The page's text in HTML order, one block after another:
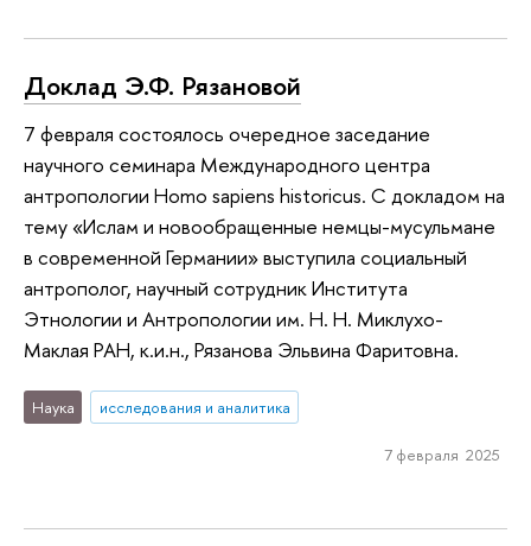
Доклад Э.Ф. Рязановой
7 февраля состоялось очередное заседание
научного семинара Международного центра
антропологии Homo sapiens historicus. С докладом на
тему «Ислам и новообращенные немцы-мусульмане
в современной Германии» выступила социальный
антрополог, научный сотрудник Института
Этнологии и Антропологии им. Н. Н. Миклухо-
Маклая РАН, к.и.н., Рязанова Эльвина Фаритовна.
Наука исследования и аналитика
7 февраля 2025